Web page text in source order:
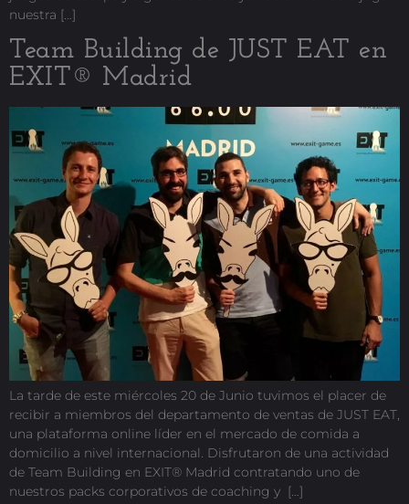
nuestra […]
Team Building de JUST EAT en
EXIT® Madrid
La tarde de este miércoles 20 de Junio tuvimos el placer de
recibir a miembros del departamento de ventas de JUST EAT,
una plataforma online líder en el mercado de comida a
domicilio a nivel internacional. Disfrutaron de una actividad
de Team Building en EXIT® Madrid contratando uno de
nuestros packs corporativos de coaching y […]